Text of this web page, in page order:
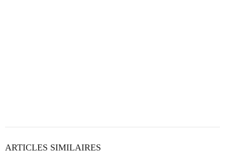
ARTICLES SIMILAIRES